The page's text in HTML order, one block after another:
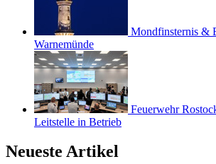
Mondfinsternis &
Warnemünde
Feuerwehr
Leitstelle in Betrieb
Neueste Artikel